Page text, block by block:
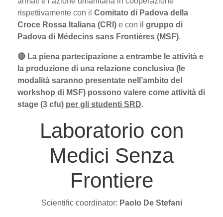
rispettivamente con il Comitato di Padova della
Croce Rossa Italiana (CRI) e con il gruppo di
Padova di Médecins sans Frontières (MSF).
🔴 La piena partecipazione a entrambe le attività e
la produzione di una relazione conclusiva (le
modalità saranno presentate nell’ambito del
workshop di MSF) possono valere come attività di
stage (3 cfu) per gli studenti SRD.
Laboratorio con
Medici Senza
Frontiere
Scientific coordinator: Paolo De Stefani